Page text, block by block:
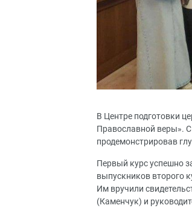
В Центре подготовки
Православной веры».
продемонстрировав
Первый курс успешно
выпускников второго
Им вручили
(Каменчук) и